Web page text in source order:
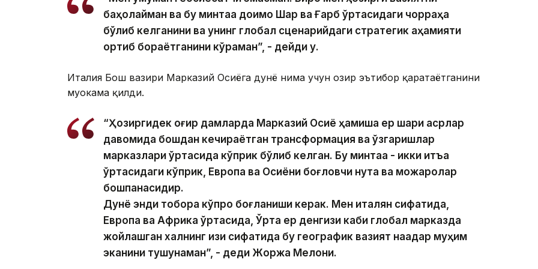
баҳолайман ва бу минтақа доимо Шарқ ва Ғарб ўртасидаги чорраҳа
бўлиб келганини ва унинг глобал сценарийдаги стратегик аҳамияти
ортиб бораётганини кўраман”, - дейди у.
Италия Бош вазири Марказий Осиёга дунё нима учун ҳозир эътибор қаратаётганини
муҳокама қилди.
“Ҳозиргидек оғир дамларда Марказий Осиё ҳамиша ер шари асрлар
давомида бошдан кечираётган трансформация ва ўзгаришлар
марказлари ўртасида кўприк бўлиб келган. Бу минтақа - икки қитъа
ўртасидаги кўприк, Европа ва Осиёни боғловчи нуқта ва можаролар
бошпанасидир.
Дунё энди тобора кўпроқ боғланиши керак. Мен италян сифатида,
Европа ва Африка ўртасида, Ўрта ер денгизи каби глобал марказда
жойлашган халқнинг қизи сифатида бу географик вазият нақадар муҳим
эканини тушунаман”, - деди Жоржа Мелони.